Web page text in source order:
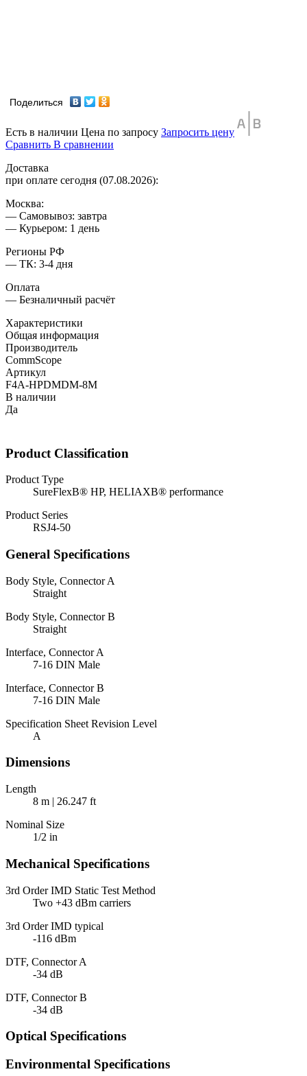
Поделиться
Есть в наличии Цена по запросу Запросить цену
Сравнить В сравнении
Доставка
при оплате сегодня (07.08.2026):
Москва:
— Самовывоз: завтра
— Курьером: 1 день
Регионы РФ
— ТК: 3-4 дня
Оплата
— Безналичный расчёт
Характеристики
Общая информация
Производитель
CommScope
Артикул
F4A-HPDMDM-8M
В наличии
Да
Product Classification
Product Type
SureFlexВ® HP, HELIAXВ® performance
Product Series
RSJ4-50
General Specifications
Body Style, Connector A
Straight
Body Style, Connector B
Straight
Interface, Connector A
7-16 DIN Male
Interface, Connector B
7-16 DIN Male
Specification Sheet Revision Level
A
Dimensions
Length
8 m | 26.247 ft
Nominal Size
1/2 in
Mechanical Specifications
3rd Order IMD Static Test Method
Two +43 dBm carriers
3rd Order IMD typical
-116 dBm
DTF, Connector A
-34 dB
DTF, Connector B
-34 dB
Optical Specifications
Environmental Specifications